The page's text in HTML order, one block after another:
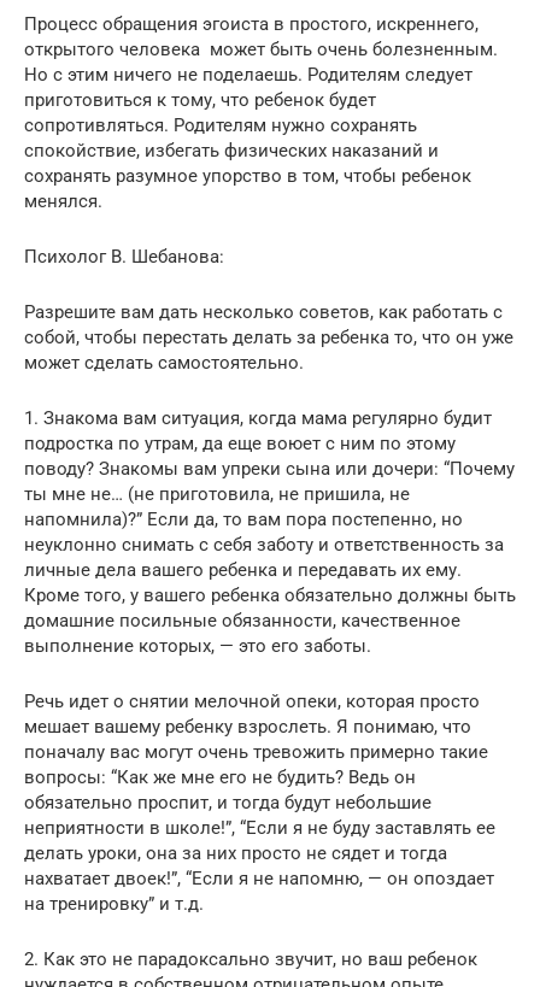
Процесс обращения эгоиста в простого, искреннего,
открытого человека может быть очень болезненным.
Но с этим ничего не поделаешь. Родителям следует
приготовиться к тому, что ребенок будет
сопротивляться. Родителям нужно сохранять
спокойствие, избегать физических наказаний и
сохранять разумное упорство в том, чтобы ребенок
менялся.
Психолог В. Шебанова:
Разрешите вам дать несколько советов, как работать с
собой, чтобы перестать делать за ребенка то, что он уже
может сделать самостоятельно.
1. Знакома вам ситуация, когда мама регулярно будит
подростка по утрам, да еще воюет с ним по этому
поводу? Знакомы вам упреки сына или дочери: “Почему
ты мне не… (не приготовила, не пришила, не
напомнила)?” Если да, то вам пора постепенно, но
неуклонно снимать с себя заботу и ответственность за
личные дела вашего ребенка и передавать их ему.
Кроме того, у вашего ребенка обязательно должны быть
домашние посильные обязанности, качественное
выполнение которых, — это его заботы.
Речь идет о снятии мелочной опеки, которая просто
мешает вашему ребенку взрослеть. Я понимаю, что
поначалу вас могут очень тревожить примерно такие
вопросы: “Как же мне его не будить? Ведь он
обязательно проспит, и тогда будут небольшие
неприятности в школе!”, “Если я не буду заставлять ее
делать уроки, она за них просто не сядет и тогда
нахватает двоек!”, “Если я не напомню, — он опоздает
на тренировку” и т.д.
2. Как это не парадоксально звучит, но ваш ребенок